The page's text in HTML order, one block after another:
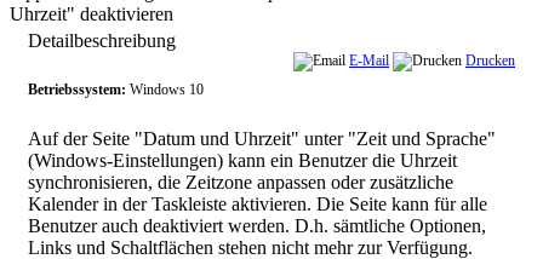
Uhrzeit" deaktivieren
Detailbeschreibung
E-Mail
Drucken
Betriebssystem: Windows 10
Auf der Seite "Datum und Uhrzeit" unter "Zeit und Sprache"
(Windows-Einstellungen) kann ein Benutzer die Uhrzeit
synchronisieren, die Zeitzone anpassen oder zusätzliche
Kalender in der Taskleiste aktivieren. Die Seite kann für alle
Benutzer auch deaktiviert werden. D.h. sämtliche Optionen,
Links und Schaltflächen stehen nicht mehr zur Verfügung.